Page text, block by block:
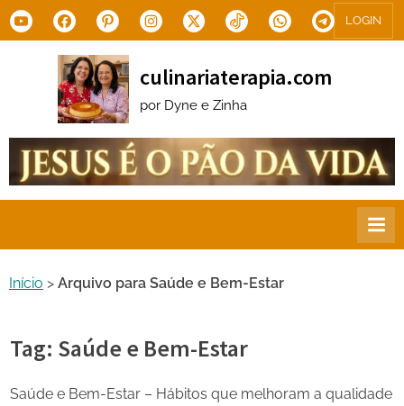
Skip
to
YoutubeFacebookPinterestInstagram
X.com Tiktok WhatsAppTelegram
LOGIN
culinariaterapia.com
por Dyne e Zinha
Início > Arquivo para Saúde e Bem-Estar
Tag: Saúde e Bem-Estar
Saúde e Bem-Estar – Hábitos que melhoram a qualidade